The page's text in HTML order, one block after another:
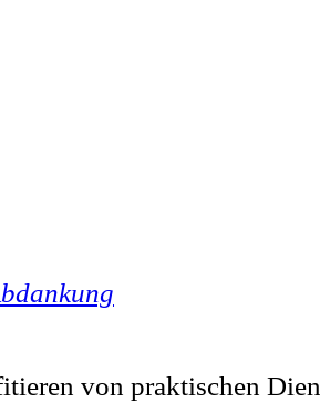
von praktischen